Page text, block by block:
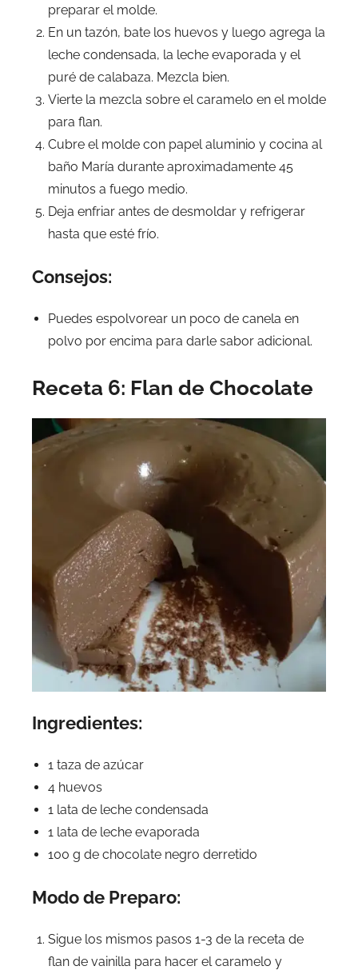
preparar el molde.
En un tazón, bate los huevos y luego agrega la
leche condensada, la leche evaporada y el
puré de calabaza. Mezcla bien.
Vierte la mezcla sobre el caramelo en el molde
para flan.
Cubre el molde con papel aluminio y cocina al
baño María durante aproximadamente 45
minutos a fuego medio.
Deja enfriar antes de desmoldar y refrigerar
hasta que esté frío.
Consejos:
Puedes espolvorear un poco de canela en
polvo por encima para darle sabor adicional.
Receta 6: Flan de Chocolate
Ingredientes:
1 taza de azúcar
4 huevos
1 lata de leche condensada
1 lata de leche evaporada
100 g de chocolate negro derretido
Modo de Preparo:
Sigue los mismos pasos 1-3 de la receta de
flan de vainilla para hacer el caramelo y